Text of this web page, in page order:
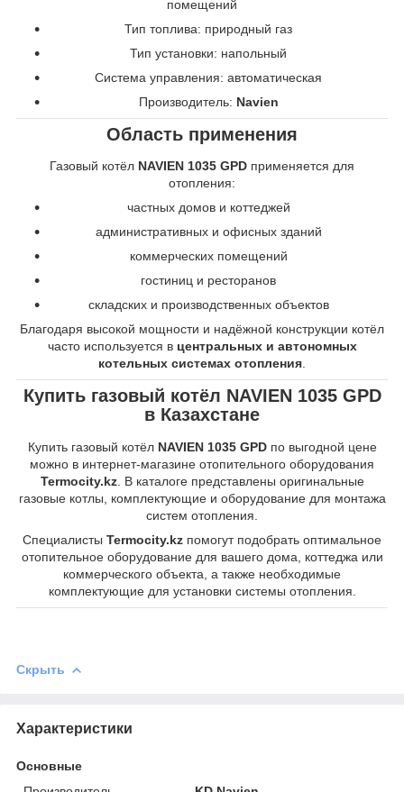
помещений
Тип топлива: природный газ
Тип установки: напольный
Система управления: автоматическая
Производитель: Navien
Область применения
Газовый котёл NAVIEN 1035 GPD применяется для
отопления:
частных домов и коттеджей
административных и офисных зданий
коммерческих помещений
гостиниц и ресторанов
складских и производственных объектов
Благодаря высокой мощности и надёжной конструкции котёл
часто используется в центральных и автономных
котельных системах отопления.
Купить газовый котёл NAVIEN 1035 GPD
в Казахстане
Купить газовый котёл NAVIEN 1035 GPDпо выгодной цене
можно в интернет-магазине отопительного оборудования
Termocity.kz. В каталоге представлены оригинальные
газовые котлы, комплектующие и оборудование для монтажа
систем отопления.
Специалисты Termocity.kz помогут подобрать оптимальное
отопительное оборудование для вашего дома, коттеджа или
коммерческого объекта, а также необходимые
комплектующие для установки системы отопления.
Скрыть
Характеристики
Основные